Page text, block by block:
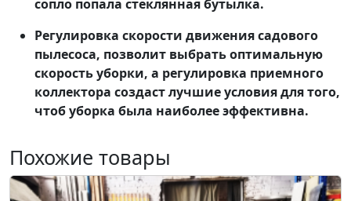
сопло попала стеклянная бутылка.
Регулировка скорости движения садового
пылесоса, позволит выбрать оптимальную
скорость уборки, а регулировка приемного
коллектора создаст лучшие условия для того,
чтоб уборка была наиболее эффективна.
Похожие товары